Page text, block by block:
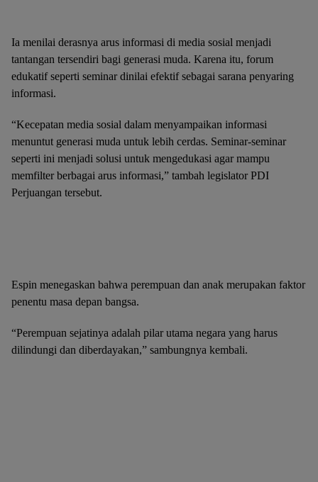
Ia menilai derasnya arus informasi di media sosial menjadi
tantangan tersendiri bagi generasi muda. Karena itu, forum
edukatif seperti seminar dinilai efektif sebagai sarana penyaring
informasi.
“Kecepatan media sosial dalam menyampaikan informasi
menuntut generasi muda untuk lebih cerdas. Seminar-seminar
seperti ini menjadi solusi untuk mengedukasi agar mampu
memfilter berbagai arus informasi,” tambah legislator PDI
Perjuangan tersebut.
Espin menegaskan bahwa perempuan dan anak merupakan faktor
penentu masa depan bangsa.
“Perempuan sejatinya adalah pilar utama negara yang harus
dilindungi dan diberdayakan,” sambungnya kembali.